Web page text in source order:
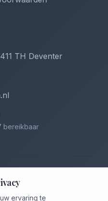
TH Deventer
bereikbaar
Alle rechten
ervaring te